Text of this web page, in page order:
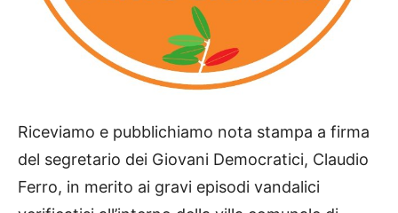
Riceviamo e pubblichiamo nota stampa a firma
del segretario dei Giovani Democratici, Claudio
Ferro, in merito ai gravi episodi vandalici